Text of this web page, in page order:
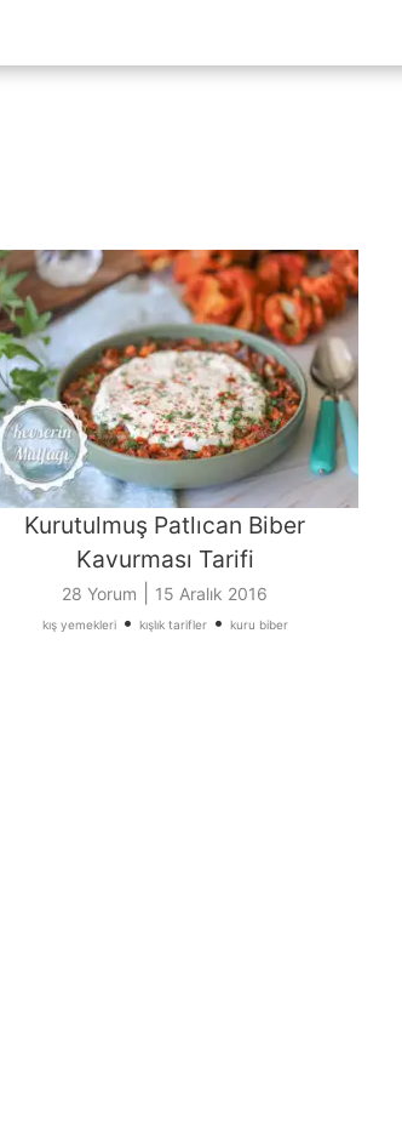
Kurutulmuş Patlıcan Biber
Kavurması Tarifi
28 Yorum 15 Aralık 2016
kış yemekleri• kışlık tarifler• kuru biber